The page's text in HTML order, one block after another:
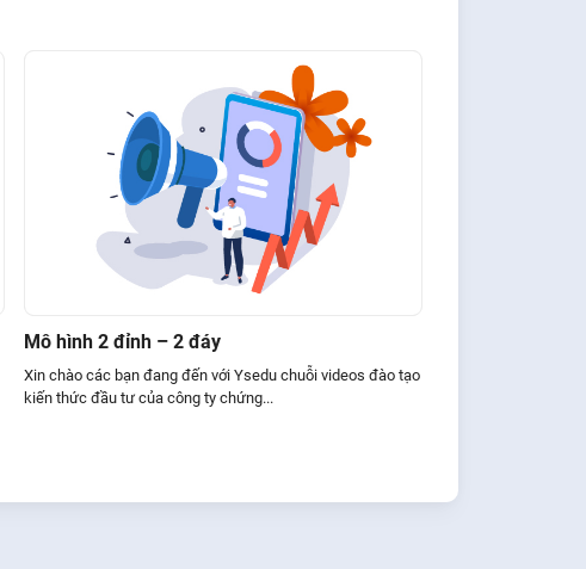
Mô hình 2 đỉnh – 2 đáy
Xin chào các bạn đang đến với Ysedu chuỗi videos đào tạo
kiến thức đầu tư của công ty chứng...